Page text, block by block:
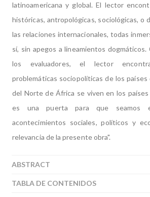
latinoamericana y global. El lector
históricas, antropológicas, sociológicas, o
las relaciones internacionales, todas
sí, sin apegos a lineamientos dogmáticos.
los evaluadores, el lector
problemáticas sociopolíticas de los
del Norte de África se viven en los
es una puerta para que seamos
acontecimientos sociales, políticos y
relevancia de la presente obra".
ABSTRACT
TABLA DE CONTENIDOS